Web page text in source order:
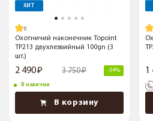
ХИТ
Охотничий наконечник Topoint
TP213 двухлезвийный 100gn (3
шт.)
2 490 3 750 -34%
В наличии
В корзину
1